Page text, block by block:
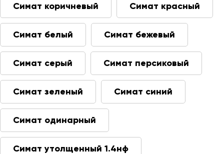
Симат коричневый Симат красный
Симат белый Симат бежевый
Симат серый Симат персиковый
Симат зеленый Симат синий
Симат одинарный
Симат утолщенный 1.4нф